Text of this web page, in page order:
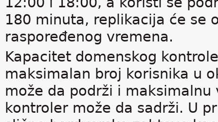
180 minuta, replikacija će se
raspoređenog vremena.
Kapacitet domenskog
maksimalan broj korisnika u
može da podrži i
kontroler može da sadrži. U